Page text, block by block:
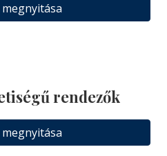
megnyitása
rendezők
megnyitása